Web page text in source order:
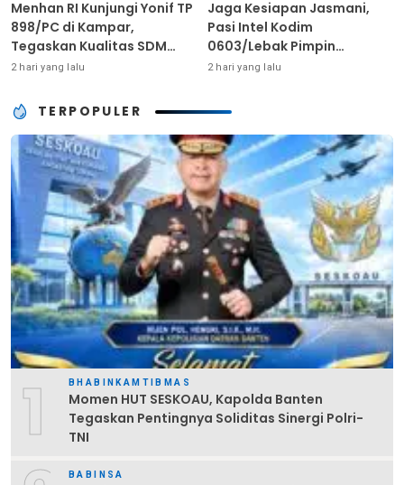
Menhan RI Kunjungi Yonif TP
898/PC di Kampar,
Tegaskan Kualitas SDM
Kunci Kekuatan TNI
2 hari yang lalu
Jaga Kesiapan Jasmani,
Pasi Intel Kodim
0603/Lebak Pimpin
Pembinaan Fisik Rutin
2 hari yang lalu
TERPOPULER
1 BHABINKAMTIBMAS
Momen HUT SESKOAU, Kapolda Banten
Tegaskan Pentingnya Soliditas Sinergi Polri-
TNI
BABINSA